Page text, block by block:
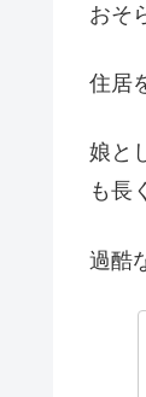
おそ
住居
娘と
も長
過酷